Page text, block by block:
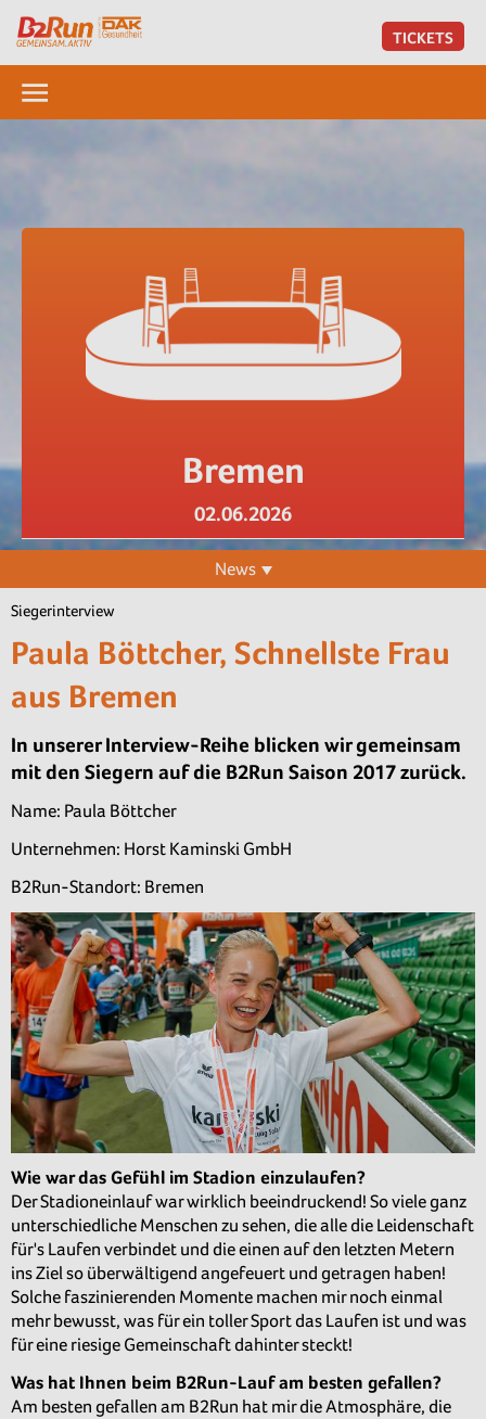
TICKETS
Bremen
02.06.2026
News
Siegerinterview
Paula Böttcher, Schnellste Frau
aus Bremen
In unserer Interview-Reihe blicken wir gemeinsam
mit den Siegern auf die B2Run Saison 2017 zurück.
Name: Paula Böttcher
Unternehmen: Horst Kaminski GmbH
B2Run-Standort: Bremen
Wie war das Gefühl im Stadion einzulaufen?
Der Stadioneinlauf war wirklich beeindruckend! So viele ganz
unterschiedliche Menschen zu sehen, die alle die Leidenschaft
für's Laufen verbindet und die einen auf den letzten Metern
ins Ziel so überwältigend angefeuert und getragen haben!
Solche faszinierenden Momente machen mir noch einmal
mehr bewusst, was für ein toller Sport das Laufen ist und was
für eine riesige Gemeinschaft dahinter steckt!
Was hat Ihnen beim B2Run-Lauf am besten gefallen?
Am besten gefallen am B2Run hat mir die Atmosphäre, die